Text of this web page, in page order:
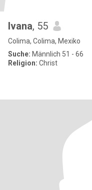
Ivana, 55
Colima, Colima, Mexiko
Suche: Männlich 51 - 66
Religion: Christ